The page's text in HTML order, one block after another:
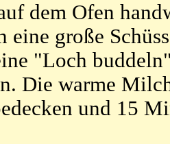
dem Ofen
eine große
"Loch
Die warme
und 15